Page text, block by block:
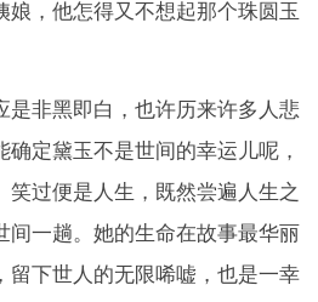
娘，他怎得又不想起那个珠圆玉
是非黑即白，也许历来许多人悲
定黛玉不是世间的幸运儿呢，
笑过便是人生，既然尝遍人生之
间一趟。她的生命在故事最华丽
留下世人的无限唏嘘，也是一幸